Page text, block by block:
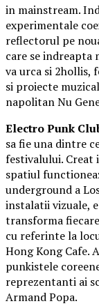
in mainstream.
experimentale
reflectorul pe
care se indreapta
va urca si 2hollis,
si proiecte
napolitan Nu
Electro Punk
sa fie una dintre
festivalului. Creat
spatiul
underground a
instalatii vizuale,
transforma
cu referinte la
Hong Kong Cafe.
punkistele
reprezentanti ai
Armand Popa.